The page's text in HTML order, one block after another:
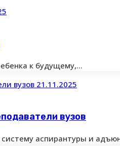
к будущему,…
21.11.2025
вузов
аспирантуры и